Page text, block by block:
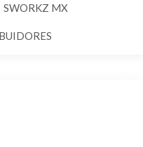
SWORKZ MX